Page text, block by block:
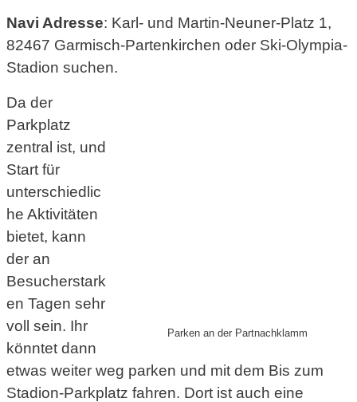
Navi Adresse: Karl- und Martin-Neuner-Platz 1,
82467 Garmisch-Partenkirchen oder Ski-Olympia-
Stadion suchen.
Parken an der Partnachklamm
Da der
Parkplatz
zentral ist, und
Start für
unterschiedlic
he Aktivitäten
bietet, kann
der an
Besucherstark
en Tagen sehr
voll sein. Ihr
könntet dann
etwas weiter weg parken und mit dem Bis zum
Stadion-Parkplatz fahren. Dort ist auch eine